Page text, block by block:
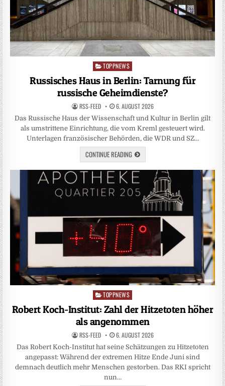
Posted
TOPPNEWS
Russisches Haus in Berlin: Tarnung für
russische Geheimdienste?
RSS-FEED 6. AUGUST 2026
Das Russische Haus der Wissenschaft und Kultur in Berlin gilt
als umstrittene Einrichtung, die vom Kreml gesteuert wird.
Unterlagen französischer Behörden, die WDR und SZ…
CONTINUE READING
Posted
TOPPNEWS
Robert Koch-Institut: Zahl der Hitzetoten höher
als angenommen
RSS-FEED 6. AUGUST 2026
Das Robert Koch-Institut hat seine Schätzungen zu Hitzetoten
angepasst: Während der extremen Hitze Ende Juni sind
demnach deutlich mehr Menschen gestorben. Das RKI spricht
nun…